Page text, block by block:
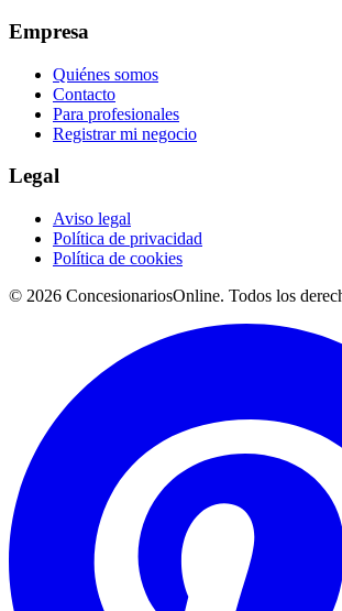
Empresa
Quiénes somos
Contacto
Para profesionales
Registrar mi negocio
Legal
Aviso legal
Política de privacidad
Política de cookies
© 2026 ConcesionariosOnline. Todos los